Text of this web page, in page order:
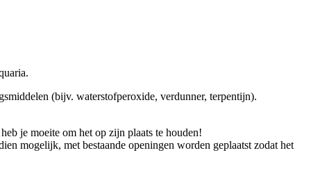
(bijv. waterstofperoxide, verdunner, terpentijn).
je moeite om het op zijn plaats te houden!
mogelijk, met bestaande openingen worden geplaatst zodat het